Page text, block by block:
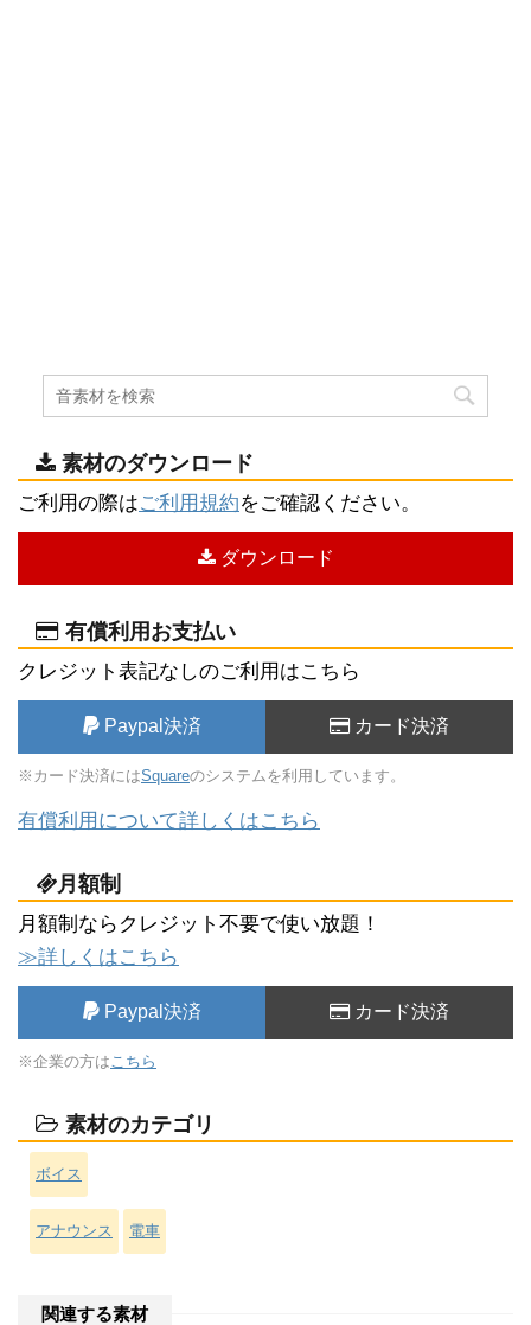
素材のダウンロード
ご利用の際はご利用規約をご確認ください。
ダウンロード
有償利用お支払い
クレジット表記なしのご利用はこちら
Paypal決済 カード決済
※カード決済にはSquareのシステムを利用しています。
有償利用について詳しくはこちら
月額制
月額制ならクレジット不要で使い放題！
≫詳しくはこちら
Paypal決済 カード決済
※企業の方は こちら
素材のカテゴリ
ボイス
アナウンス 電車
関連する素材